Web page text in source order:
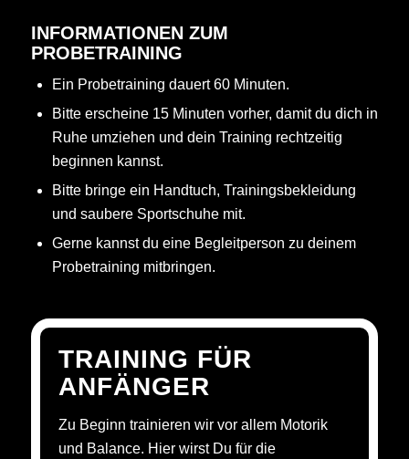
INFORMATIONEN ZUM
PROBETRAINING
Ein Probetraining dauert 60 Minuten.
Bitte erscheine 15 Minuten vorher, damit du dich in
Ruhe umziehen und dein Training rechtzeitig
beginnen kannst.
Bitte bringe ein Handtuch, Trainingsbekleidung
und saubere Sportschuhe mit.
Gerne kannst du eine Begleitperson zu deinem
Probetraining mitbringen.
TRAINING FÜR
ANFÄNGER
Zu Beginn trainieren wir vor allem Motorik
und Balance. Hier wirst Du für die